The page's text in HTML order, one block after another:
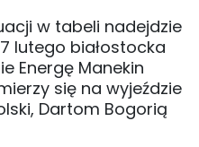
w tabeli nadejdzie
lutego białostocka
Energę Manekin
się na wyjeździe
Dartom Bogorią